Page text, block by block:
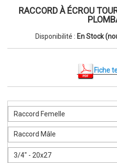
RACCORD À ÉCROU
Disponibilité : En Stock
Fiche
Raccord Femelle
Raccord Mâle
3/4" - 20x27